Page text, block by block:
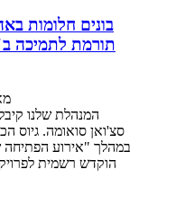
בונים חלומות
תורמת לתמיכה
המנהלת שלנו
סצ'ואן סואומה. גיוס
במהלך "אירוע הפתיחה
הוקדש רשמית